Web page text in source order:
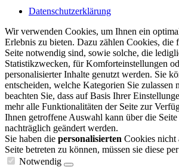
Datenschutzerklärung
Wir verwenden Cookies, um Ihnen ein
Erlebnis zu bieten. Dazu zählen Cookies, die
Seite notwendig sind, sowie solche, die
Statistikzwecken, für Komforteinstellungen
personalisierter Inhalte genutzt werden. Sie
entscheiden, welche Kategorien Sie zulassen
beachten Sie, dass auf Basis Ihrer
mehr alle Funktionalitäten der Seite zur
Ihnen getroffene Auswahl kann über die
nachträglich geändert werden.
Sie haben die personalisierten Cookies nicht
Seite betreten zu können, müssen sie diese
Notwendig